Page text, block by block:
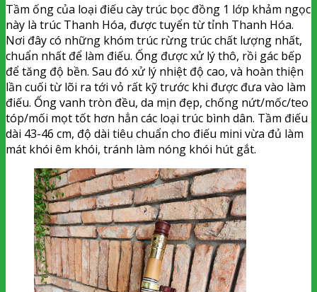
Tầm ống của loại điếu cày trúc bọc đồng 1 lớp khảm ngọc
này là trúc Thanh Hóa, được tuyển từ tỉnh Thanh Hóa.
Nơi đây có những khóm trúc rừng trúc chất lượng nhất,
chuẩn nhất để làm điếu. Ống được xử lý thô, rồi gác bếp
để tăng độ bền. Sau đó xử lý nhiệt độ cao, và hoàn thiện
lần cuối từ lõi ra tới vỏ rất kỹ trước khi được đưa vào làm
điếu. Ống vanh tròn đều, da mịn đẹp, chống nứt/mốc/teo
tóp/mối mọt tốt hơn hẳn các loại trúc bình dân. Tầm điếu
dài 43-46 cm, độ dài tiêu chuẩn cho điếu mini vừa đủ làm
mát khói êm khói, tránh làm nóng khói hút gắt.